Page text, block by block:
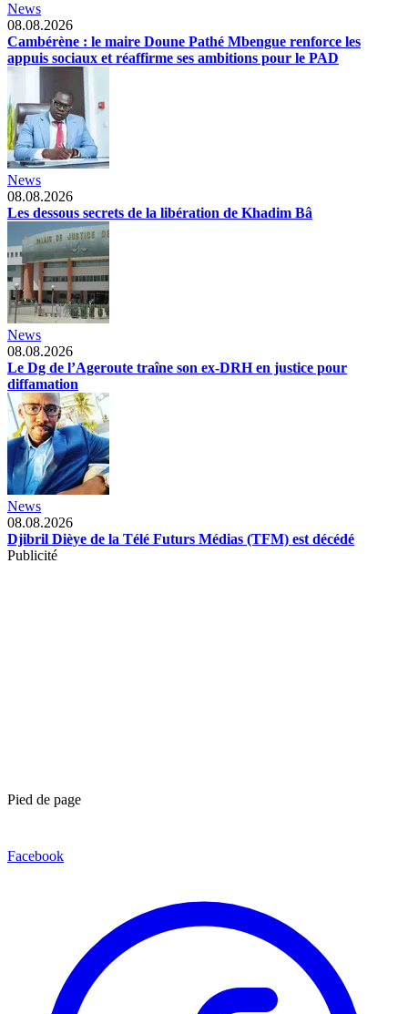
News
08.08.2026
Cambérène : le maire Doune Pathé Mbengue renforce les
appuis sociaux et réaffirme ses ambitions pour le PAD
News
08.08.2026
Les dessous secrets de la libération de Khadim Bâ
News
08.08.2026
Le Dg de l’Ageroute traîne son ex-DRH en justice pour
diffamation
News
08.08.2026
Djibril Dièye de la Télé Futurs Médias (TFM) est décédé
Publicité
Pied de page
Facebook